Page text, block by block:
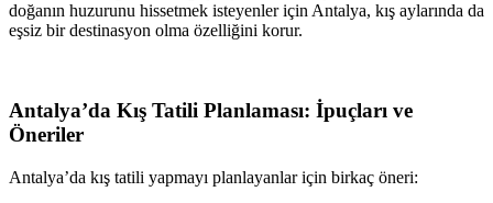
doğanın huzurunu hissetmek isteyenler için Antalya, kış aylarında da
eşsiz bir destinasyon olma özelliğini korur.
Antalya’da Kış Tatili Planlaması: İpuçları ve
Öneriler
Antalya’da kış tatili yapmayı planlayanlar için birkaç öneri: